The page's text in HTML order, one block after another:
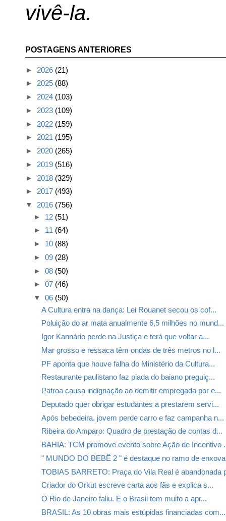
vivê-la.
POSTAGENS ANTERIORES
► 2026 (21)
► 2025 (88)
► 2024 (103)
► 2023 (109)
► 2022 (159)
► 2021 (195)
► 2020 (265)
► 2019 (516)
► 2018 (329)
► 2017 (493)
▼ 2016 (756)
► 12 (51)
► 11 (64)
► 10 (88)
► 09 (28)
► 08 (50)
► 07 (46)
▼ 06 (50)
A Cultura entra na dança: Lei Rouanet secou os cof...
Poluição do ar mata anualmente 6,5 milhões no mund...
Igor Kannário perde na Justiça e terá que voltar a...
Mar grosso e ressaca têm ondas de três metros no l...
PF aponta que houve falha do Ministério da Cultura...
Restaurante paulistano faz piada do baiano preguiç...
Patroa causa indignação ao demitir empregada por e...
Deputado quer obrigar estudantes a prestarem servi...
Após bebedeira, jovem perde carro e faz campanha n...
Ribeira do Amparo: Quadro de prestação de contas d...
BAHIA: TCM promove evento sobre Ação de Incentivo
" MUNDO DO BEBÊ 2 " é destaque no ramo de
TOBIAS BARRETO: Praça do Vila Real é abandonada
Criador do Orkut escreve carta aos fãs e explica s...
O Rio de Janeiro faliu. E o Brasil tem muito a apr...
BRASIL: As 10 obras mais estúpidas financiadas com...